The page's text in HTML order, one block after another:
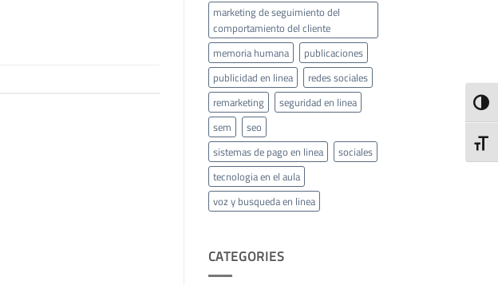
marketing de seguimiento del
comportamiento del cliente
memoria humana
publicaciones
publicidad en linea
redes sociales
remarketing
seguridad en linea
sem
seo
sistemas de pago en linea
sociales
tecnologia en el aula
voz y busqueda en linea
CATEGORIES